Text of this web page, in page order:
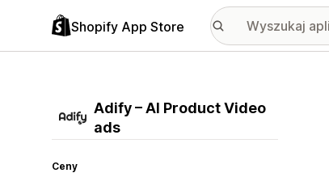
Shopify App Store
Adify – AI Product Video
ads
Ceny